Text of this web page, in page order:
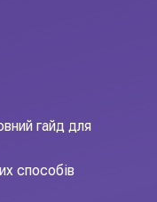
гайд для
способів